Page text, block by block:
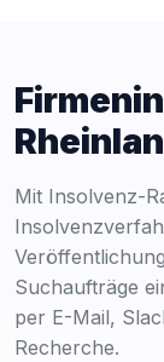
Mit Insolvenz-
Suchaufträge
per E-Mail,
Recherche.